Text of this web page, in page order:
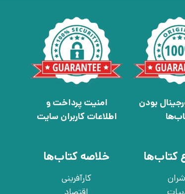
بودن
امنیت پرداخت و
اطلاعات کاربران سایت
کتاب‌ها خلاصه کتاب‌ها
کارآفرینی